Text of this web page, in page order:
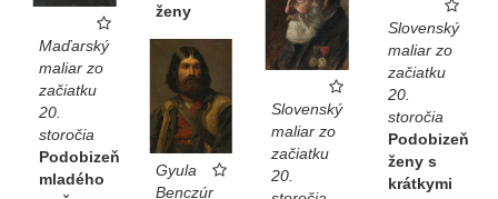
ženy
Slovenský
maliar zo
začiatku
20.
storočia
Podobizeň
ženy s
krátkymi
Maďarský
maliar zo
začiatku
20.
storočia
Podobizeň
mladého
Slovenský
maliar zo
začiatku
20.
Gyula
Benczúr